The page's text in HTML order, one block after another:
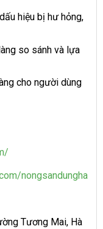
hiệu bị hư hỏng,
so sánh và lựa
cho người dùng
nongsandungha
Tương Mai, Hà